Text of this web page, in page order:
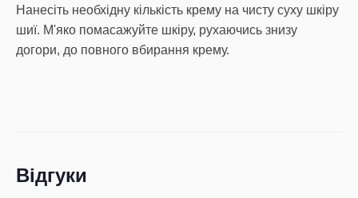
Нанесіть необхідну кількість крему на чисту суху шкіру
шиї. М'яко помасажуйте шкіру, рухаючись знизу
догори, до повного вбирання крему.
Відгуки